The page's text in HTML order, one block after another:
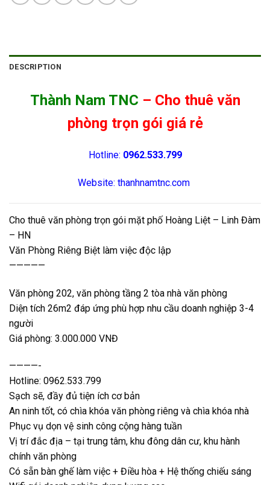
DESCRIPTION
Thành Nam TNC – Cho thuê văn
phòng trọn gói giá rẻ
Hotline: 0962.533.799
Website: thanhnamtnc.com
Cho thuê văn phòng trọn gói mặt phố Hoàng Liệt – Linh Đàm
– HN
Văn Phòng Riêng Biệt làm việc độc lập
—————
Văn phòng 202, văn phòng tầng 2 tòa nhà văn phòng
Diện tích 26m2 đáp ứng phù hợp nhu cầu doanh nghiệp 3-4
người
Giá phòng: 3.000.000 VNĐ
————-
Hotline: 0962.533.799
Sạch sẽ, đầy đủ tiện ích cơ bản
An ninh tốt, có chìa khóa văn phòng riêng và chìa khóa nhà
Phục vụ dọn vệ sinh công cộng hàng tuần
Vị trí đắc địa – tại trung tâm, khu đông dân cư, khu hành
chính văn phòng
Có sẵn bàn ghế làm việc + Điều hòa + Hệ thống chiếu sáng